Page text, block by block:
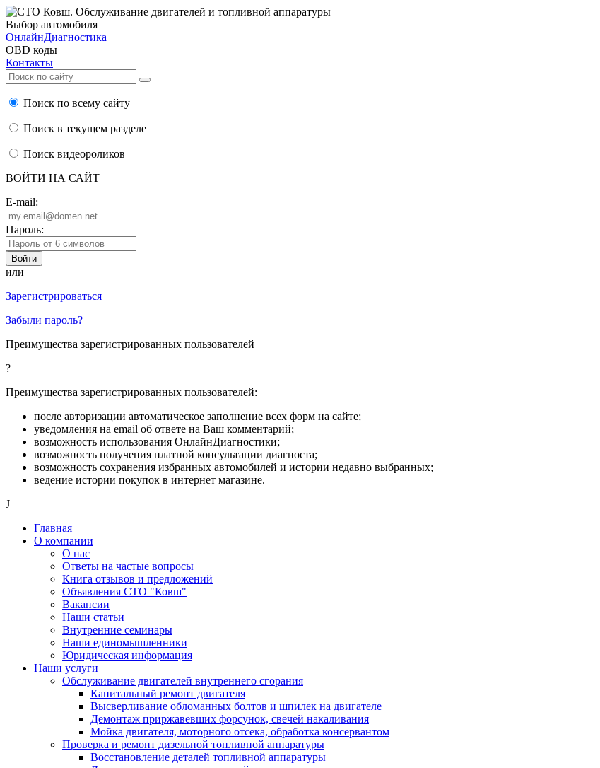
Выбор автомобиля
ОнлайнДиагностика
OBD коды
Контакты
Поиск по всему сайту
Поиск в текущем разделе
Поиск видеороликов
ВОЙТИ НА САЙТ
E-mail:
Пароль:
или
Зарегистрироваться
Забыли пароль?
Преимущества зарегистрированных пользователей
?
Преимущества зарегистрированных пользователей:
после авторизации автоматическое заполнение всех форм на сайте;
уведомления на email об ответе на Ваш комментарий;
возможность использования ОнлайнДиагностики;
возможность получения платной консультации диагноста;
возможность сохранения избранных автомобилей и истории недавно выбранных;
ведение истории покупок в интернет магазине.
J
Главная
О компании
О нас
Ответы на частые вопросы
Книга отзывов и предложений
Объявления СТО "Ковш"
Вакансии
Наши статьи
Внутренние семинары
Наши единомышленники
Юридическая информация
Наши услуги
Обслуживание двигателей внутреннего сгорания
Капитальный ремонт двигателя
Высверливание обломанных болтов и шпилек на двигателе
Демонтаж приржавевших форсунок, свечей накаливания
Мойка двигателя, моторного отсека, обработка консервантом
Проверка и ремонт дизельной топливной аппаратуры
Восстановление деталей топливной аппаратуры